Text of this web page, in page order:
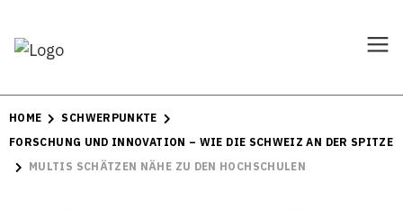
HOME
SCHWERPUNKTE
FORSCHUNG UND INNOVATION – WIE DIE SCHWEIZ AN DER SPITZE
MULTIS SCHÄTZEN NÄHE ZU DEN HOCHSCHULEN